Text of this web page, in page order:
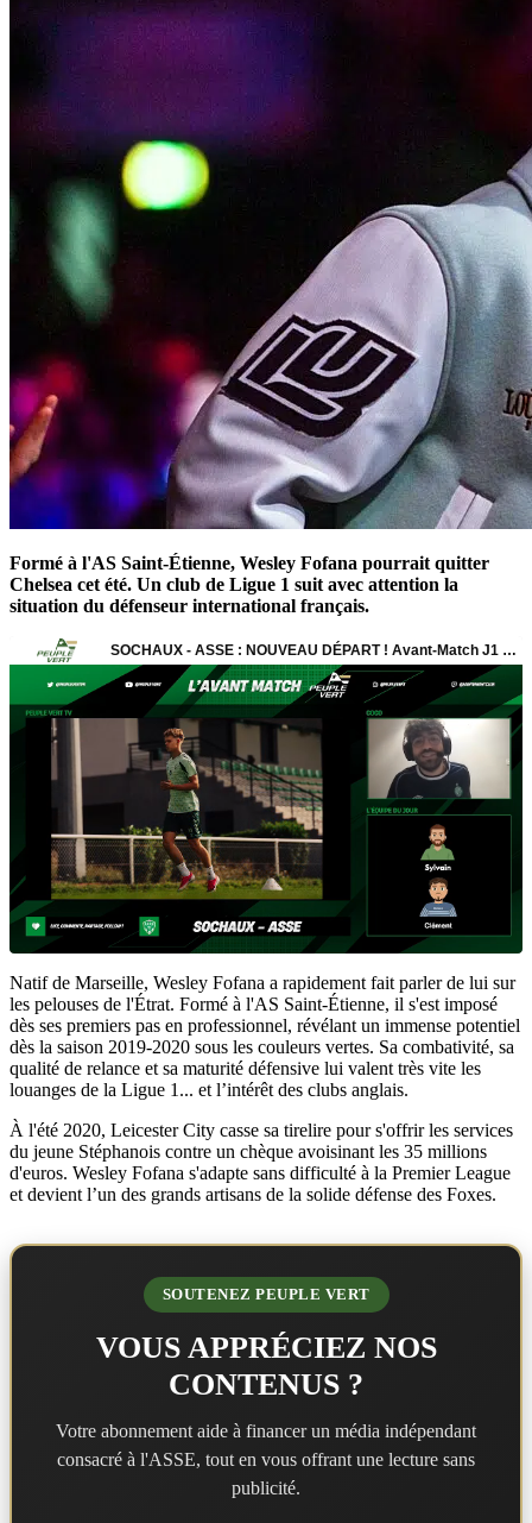
Formé à l'AS Saint-Étienne, Wesley Fofana pourrait quitter
Chelsea cet été. Un club de Ligue 1 suit avec attention la
situation du défenseur international français.
Natif de Marseille, Wesley Fofana a rapidement fait parler de lui sur
les pelouses de l'Étrat. Formé à l'AS Saint-Étienne, il s'est imposé
dès ses premiers pas en professionnel, révélant un immense potentiel
dès la saison 2019-2020 sous les couleurs vertes. Sa combativité, sa
qualité de relance et sa maturité défensive lui valent très vite les
louanges de la Ligue 1... et l’intérêt des clubs anglais.
À l'été 2020, Leicester City casse sa tirelire pour s'offrir les services
du jeune Stéphanois contre un chèque avoisinant les 35 millions
d'euros. Wesley Fofana s'adapte sans difficulté à la Premier League
et devient l’un des grands artisans de la solide défense des Foxes.
SOUTENEZ PEUPLE VERT
VOUS APPRÉCIEZ NOS
CONTENUS ?
Votre abonnement aide à financer un média indépendant
consacré à l'ASSE, tout en vous offrant une lecture sans
publicité.